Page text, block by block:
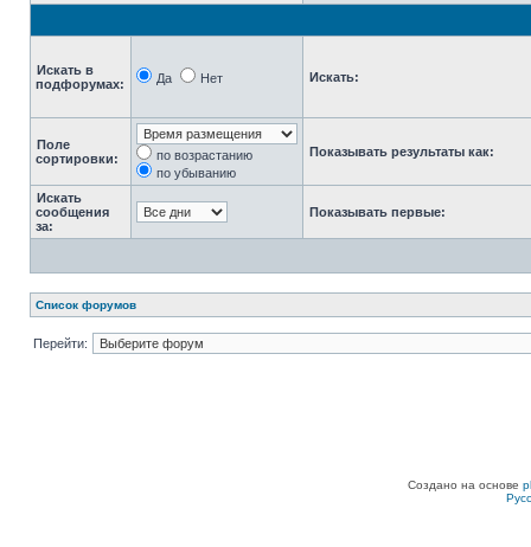
Искать в
подфорумах:
Да Нет Искать:
Поле
сортировки:
по возрастанию
по убыванию
Показывать результаты как:
Искать
сообщения
за:
Показывать первые:
Список форумов
Перейти:
Создано на основе